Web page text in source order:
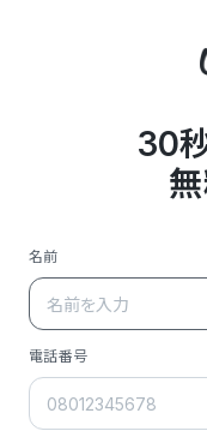
30
名前
電話番号